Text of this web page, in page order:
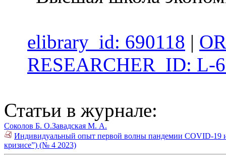
elibrary_id: 690118 |
RESEARCHER_ID: L-
Статьи в журнале:
Соколов Б. О.Завадская М. А.
Индивидуальный опыт первой волны пандемии COVID-19
кризисе”) (№ 4 2023)